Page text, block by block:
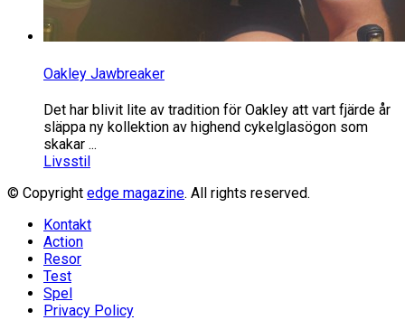
Oakley Jawbreaker
Det har blivit lite av tradition för Oakley att vart fjärde år
släppa ny kollektion av highend cykelglasögon som
skakar ...
Livsstil
© Copyright edge magazine. All rights reserved.
Kontakt
Action
Resor
Test
Spel
Privacy Policy